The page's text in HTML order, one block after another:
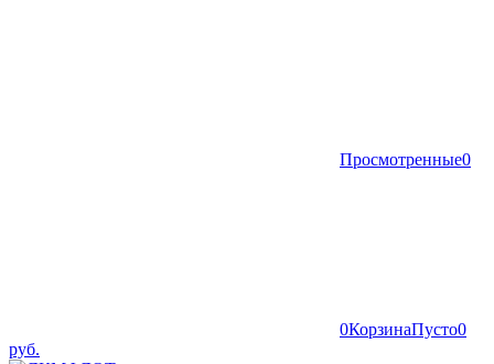
Просмотренные0
0КорзинаПусто0
руб.